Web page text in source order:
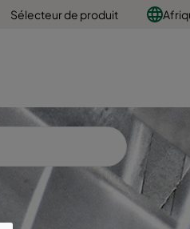
Sélecteur de produit